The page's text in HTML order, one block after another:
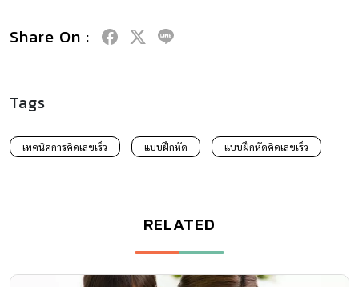
Share On :
Tags
เทคนิคการคิดเลขเร็ว แบบฝึกหัด แบบฝึกหัดคิดเลขเร็ว
RELATED